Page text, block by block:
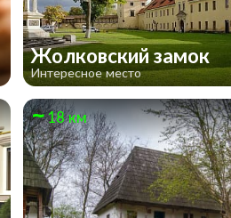
Жолковский замок
Интересное место
18 км